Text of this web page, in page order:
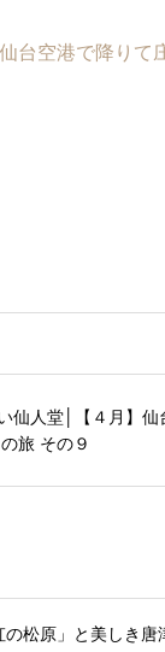
台空港で降りて
仙人堂│【４月】仙
旅 その９
の松原」と美しき唐